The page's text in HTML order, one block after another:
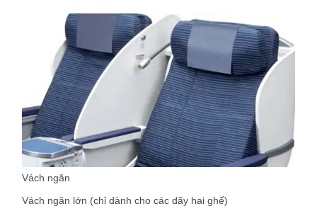
Vách ngăn
Vách ngăn lớn (chỉ dành cho các dãy hai ghế)